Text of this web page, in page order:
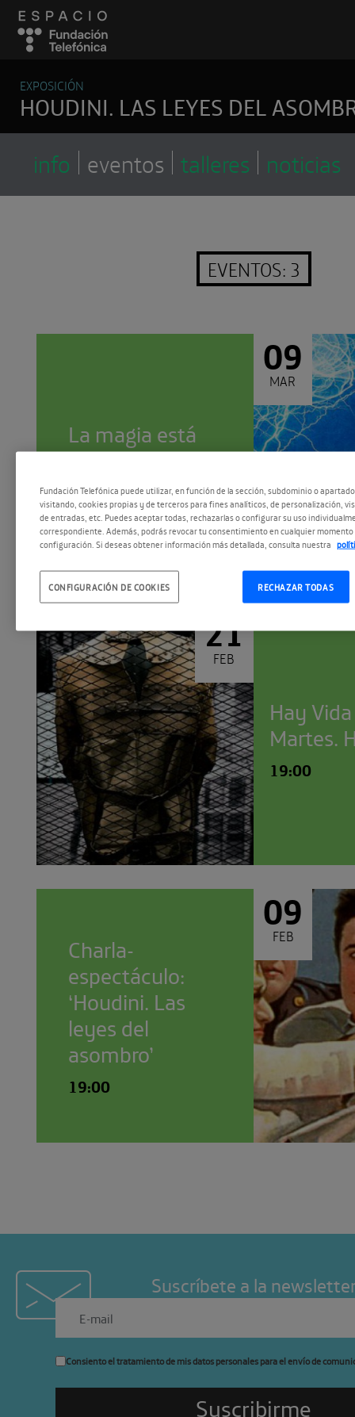
EXPOSICIÓN
HOUDINI. LAS LEYES DEL
info eventos talleres noticias
EVENTOS: 3
09
MAR
La magia está
en el cerebro
19:00
21
FEB
Hay
Martes.
19:00
09
FEB
Charla-
espectáculo:
‘Houdini. Las
leyes del
asombro’
19:00
Suscríbete a la
Consiento el tratamiento de mis datos personales para el envío de
Fundación Telefónica puede utilizar, en función de la sección, subdominio o
visitando, cookies propias y de terceros para fines analíticos, de personalización,
de entradas, etc. Puedes aceptar todas, rechazarlas o configurar su uso
correspondiente. Además, podrás revocar tu consentimiento en cualquier momento
configuración. Si deseas obtener información más detallada, consulta nuestra
RECHAZAR TODAS
CONFIGURACIÓN DE COOKIES